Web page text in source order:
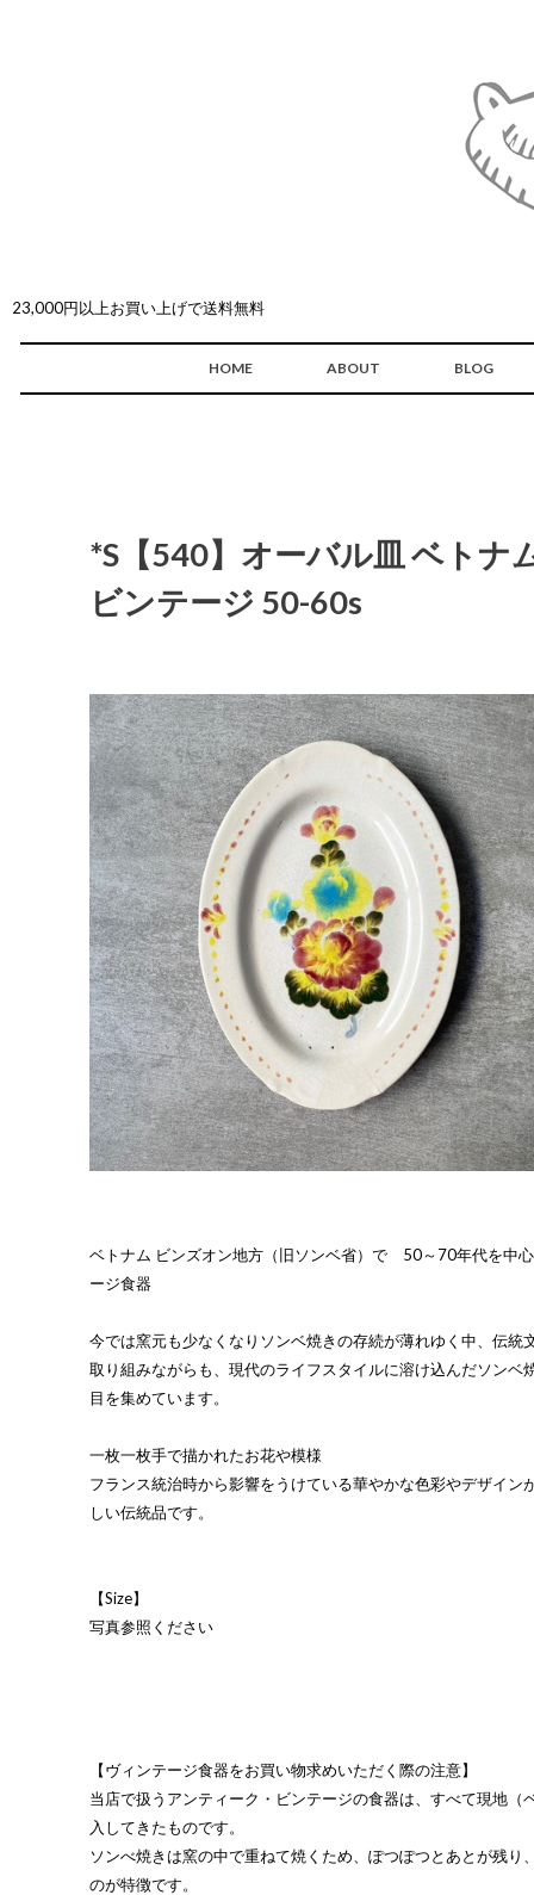
23,000円以上お買い上げで送料無料
HOME ABOUT BLOG
*S【540】オーバル皿 ベトナ
ビンテージ 50-60s
ベトナム ビンズオン地方（旧ソンベ省）で 50～70年代を中
ージ食器
今では窯元も少なくなりソンベ焼きの存続が薄れゆく中、伝統
取り組みながらも、現代のライフスタイルに溶け込んだソンベ
目を集めています。
一枚一枚手で描かれたお花や模様
フランス統治時から影響をうけている華やかな色彩やデザイン
しい伝統品です。
【Size】
写真参照ください
【ヴィンテージ食器をお買い物求めいただく際の注意】
当店で扱うアンティーク・ビンテージの食器は、すべて現地（
入してきたものです。
ソンべ焼きは窯の中で重ねて焼くため、ぽつぽつとあとが残り
のが特徴です。